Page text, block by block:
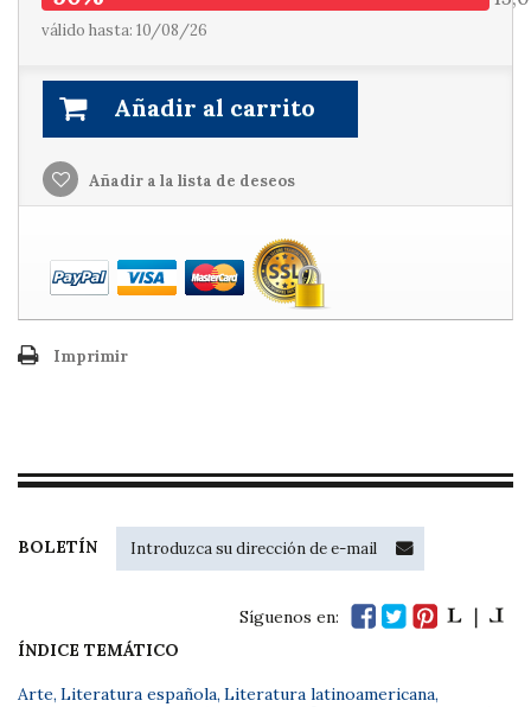
válido hasta: 10/08/26
Añadir al carrito
Añadir a la lista de deseos
Imprimir
BOLETÍN
Síguenos en:
ÍNDICE TEMÁTICO
Arte, Literatura española, Literatura latinoamericana,